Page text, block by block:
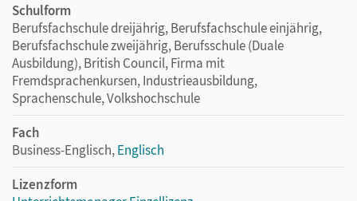
Schulform
Berufsfachschule dreijährig, Berufsfachschule einjährig,
Berufsfachschule zweijährig, Berufsschule (Duale
Ausbildung), British Council, Firma mit
Fremdsprachenkursen, Industrieausbildung,
Sprachenschule, Volkshochschule
Fach
Business-Englisch,Englisch
Lizenzform